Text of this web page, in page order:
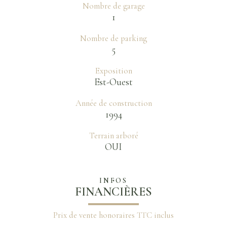
Nombre de garage
1
Nombre de parking
5
Exposition
Est-Ouest
Année de construction
1994
Terrain arboré
OUI
INFOS
FINANCIÈRES
Prix de vente honoraires TTC inclus